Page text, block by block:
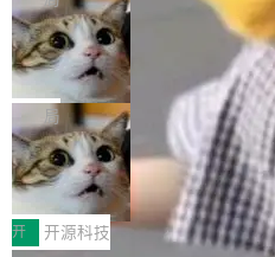
现实 过去两年，CIO们的焦虑清
一是如何让大模型和智能体应用安
向生产，二是如何让测试团队跟得
设置，如果用布尔值 + 可空字段
ean 表示是否可切换，nullable 的
色方案、深色方案——会产生大量
合。方案缺了、配置冲突了、全
哪些组合有效，作者说，你得靠"
者部落知识"。 换个写法。Rust
变体：Switchable...
个"AI 知识库 + 聊天机器人"——每
做，没什么新鲜的。 但 Kenton
r 上把事情说清楚了： 今天我们
re OS，一个带连接器的聊天机器
有科技公司做的一样。只不过，实
样。这是 Sandstorm.io 的重制版
那个创业公司。不同的是，这次
lare Workers 上——我花了九年时
——并且深度集成了 AI。这基本上
Deno 团队开源 Celld，可自托
布式 Durable Objects
Ryan Dahl 领导的 Deno 团队推
目 Celld，一个能在自己机器上运
Workers 和 Durable Objects 的
计思路很直接：每个对象是一个
数据库，按名称寻址，复制到你
存储库里。节点之间只通过这个
局
鲁大师7月新机性能/流畅/AI榜
性能、流畅双第一，三星
新折叠缺席
2026年7月的手机市场，由于存储
增，手机厂商的日子也不好过啊，
开 开源科技